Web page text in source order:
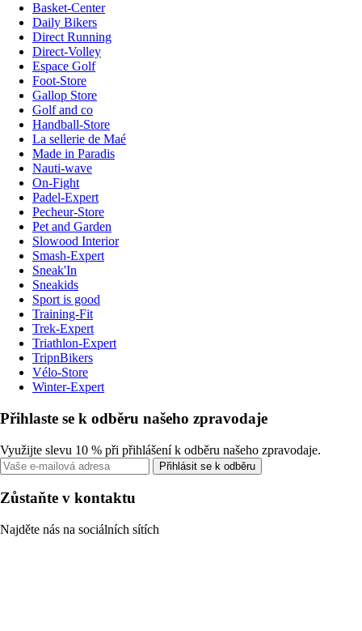
Basket-Center
Daily Bikers
Direct Running
Direct-Volley
Espace Golf
Foot-Store
Gallop Store
Golf and co
Handball-Store
La sellerie de Maé
Made in Paradis
Nauti-wave
On-Fight
Padel-Expert
Pecheur-Store
Pet and Garden
Slowood Interior
Smash-Expert
Sneak'In
Sneakids
Sport is good
Training-Fit
Trek-Expert
Triathlon-Expert
TripnBikers
Vélo-Store
Winter-Expert
Přihlaste se k odběru našeho zpravodaje
Využijte slevu 10 % při přihlášení k odběru našeho zpravodaje.
Přihlásit se k odběru
Zůstaňte v kontaktu
Najděte nás na sociálních sítích